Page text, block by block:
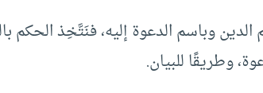
الدين وباسم الدعوة إليه، فنَتَّخِذ الحكم
وطريقًا للبيان.